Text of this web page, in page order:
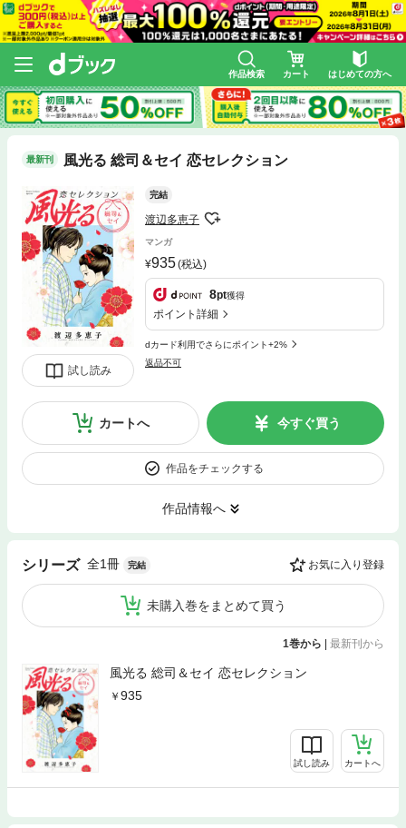
作品検索 カート はじめての方へ
最新刊 風光る 総司＆セイ 恋セレクション
試し読み
完結
渡辺多恵子
マンガ
935(税込)
8pt獲得
ポイント詳細
dカード利用でさらにポイント+2%
返品不可
カートへ 今すぐ買う
作品をチェックする
作品情報へ
シリーズ 全1冊 完結 お気に入り登録
未購入巻をまとめて買う
1巻から | 最新刊から
風光る 総司＆セイ 恋セレクション
935
試し読み カートへ